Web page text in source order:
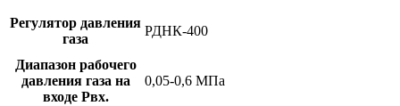
Регулятор давления
газа
РДНК-400
Диапазон рабочего
давления газа на
входе Рвх.
0,05-0,6 МПа